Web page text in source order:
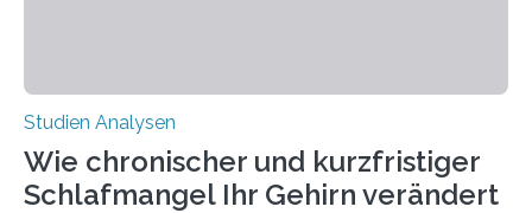
Studien Analysen
Wie chronischer und kurzfristiger
Schlafmangel Ihr Gehirn verändert